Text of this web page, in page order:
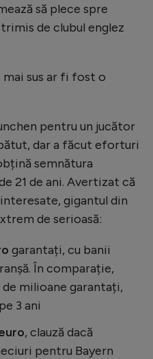
să plece spre
de clubul englez
mai sus ar fi fost o
pentru un jucător
dar a făcut eforturi
semnătura
21 de ani. Avertizat că
gigantul din
de serioasă:
garantați, cu banii
În comparație,
milioane garantați,
3 ani
, clauză dacă
pentru Bayern